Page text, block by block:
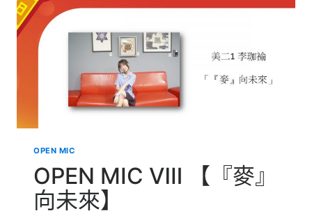
切】
OPEN MIC
OPEN MIC Ⅷ 【『麥』
向未來】